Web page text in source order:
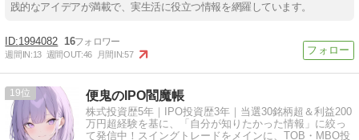
践的なアイデアが満載で、実生活に役立つ情報を網羅しています。
1994082 16
週間IN:13 週間OUT:46 月間IN:57
19 便鬼のIPO閻魔帳
株式投資歴5年｜IPO投資歴3年｜当選30銘柄超＆利益200
万円超経験を基に、「自分が知りたかった情報」に絞っ
て発信中！スイングトレードをメインに、TOB・MBO投